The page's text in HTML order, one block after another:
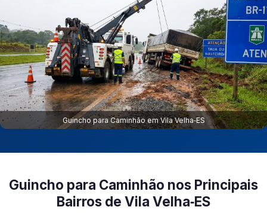
Guincho para Caminhão em Vila Velha‑ES
Guincho para Caminhão nos Principais
Bairros de Vila Velha‑ES